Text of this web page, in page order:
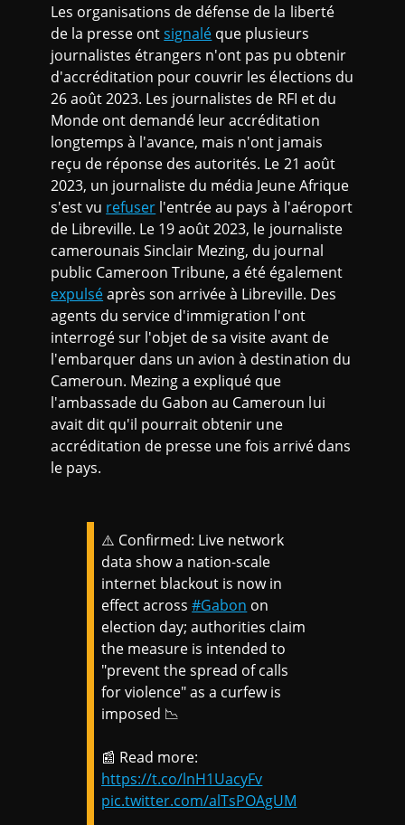
Les organisations de défense de la liberté
de la presse ontsignalé que plusieurs
journalistes étrangers n'ont pas pu obtenir
d'accréditation pour couvrir les élections du
26 août 2023. Les journalistes de RFI et du
Monde ont demandé leur accréditation
longtemps à l'avance, mais n'ont jamais
reçu de réponse des autorités. Le 21 août
2023, un journaliste du média Jeune Afrique
s'est vu refuser l'entrée au pays à l'aéroport
de Libreville. Le 19 août 2023, le journaliste
camerounais Sinclair Mezing, du journal
public Cameroon Tribune, a été également
expulséaprès son arrivée à Libreville. Des
agents du service d'immigration l'ont
interrogé sur l'objet de sa visite avant de
l'embarquer dans un avion à destination du
Cameroun. Mezing a expliqué que
l'ambassade du Gabon au Cameroun lui
avait dit qu'il pourrait obtenir une
accréditation de presse une fois arrivé dans
le pays.
⚠️ Confirmed: Live network
data show a nation-scale
internet blackout is now in
effect across#Gabon on
election day; authorities claim
the measure is intended to
"prevent the spread of calls
for violence" as a curfew is
imposed 📉
📰 Read more:
https://t.co/lnH1UacyFv
pic.twitter.com/alTsPOAgUM